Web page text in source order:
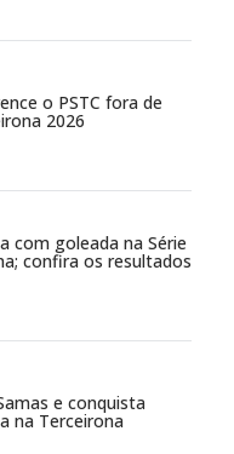
o PSTC fora de
2026
com goleada na Série
confira os resultados
e conquista
na Terceirona